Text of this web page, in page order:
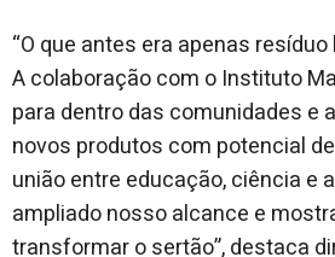
“O que antes era apenas
A colaboração com o Instituto
para dentro das comunidades e
novos produtos com potencial
união entre educação, ciência e
ampliado nosso alcance e
transformar o sertão”, destaca